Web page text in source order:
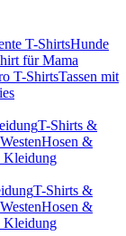
T-ShirtsHunde
für Mama
T-ShirtsTassen mit
T-Shirts &
Hosen &
Kleidung
T-Shirts &
Hosen &
Kleidung